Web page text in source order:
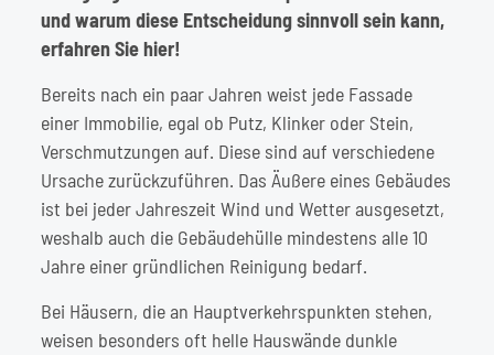
und warum diese Entscheidung sinnvoll sein kann,
erfahren Sie hier!
Bereits nach ein paar Jahren weist jede Fassade
einer Immobilie, egal ob Putz, Klinker oder Stein,
Verschmutzungen auf. Diese sind auf verschiedene
Ursache zurückzuführen. Das Äußere eines Gebäudes
ist bei jeder Jahreszeit Wind und Wetter ausgesetzt,
weshalb auch die Gebäudehülle mindestens alle 10
Jahre einer gründlichen Reinigung bedarf.
Bei Häusern, die an Hauptverkehrspunkten stehen,
weisen besonders oft helle Hauswände dunkle